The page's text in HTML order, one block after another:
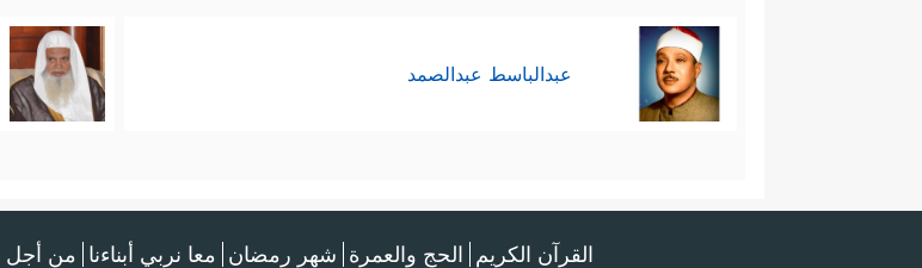
عبدالباسط عبدالصمد
القرآن الكريم الحج والعمرة شهر رمضان معا نربي أبناءنا من أجل